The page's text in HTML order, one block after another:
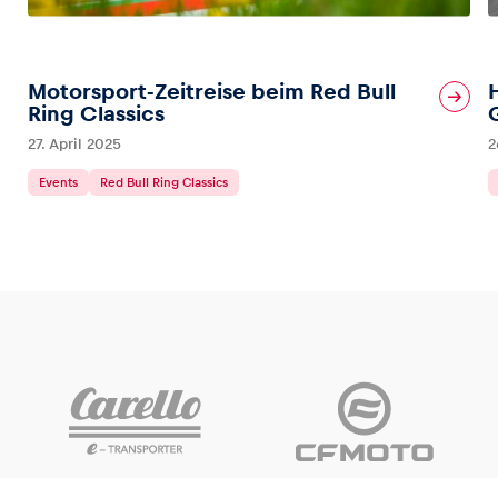
Motorsport-Zeitreise beim Red Bull
Ring Classics
27. April 2025
Events Red Bull Ring Classics